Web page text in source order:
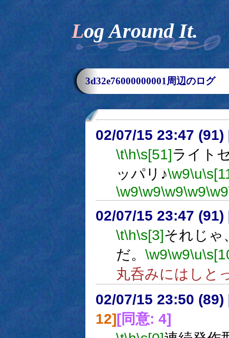
Log Around It.
3d32e76000000001周辺のログ
02/07/15 23:47 (91)
\t\h\s[51]ライト
ッパリ♪\w9\u
\w9\w9\w9\w9\w9
02/07/15 23:47 (91)
\t\h\s[3]それじゃ
だ。 \w9\w9\u
丸呑みにはしと
02/07/15 23:50 (89)
12] [同意: 4]